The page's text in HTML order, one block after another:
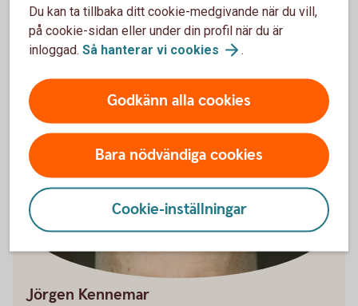
Vilket konto som passar bäst beror på placeringens
storlek och hur länge pengarna kan avvaras.
Sparkonton förföretag
Jörgen Kennemar
Du kan ta tillbaka ditt cookie-medgivande när du vill,
på cookie-sidan eller under din profil när du är
inloggad. Så hanterar vi cookies .
Godkänn alla cookies
Bara nödvändiga cookies
Cookie-inställningar